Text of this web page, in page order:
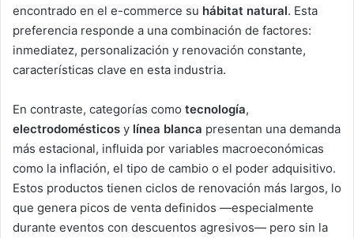
encontrado en el e-commerce su hábitat natural. Esta
preferencia responde a una combinación de factores:
inmediatez, personalización y renovación constante,
características clave en esta industria.
En contraste, categorías como tecnología,
electrodomésticos y línea blanca presentan una demanda
más estacional, influida por variables macroeconómicas
como la inflación, el tipo de cambio o el poder adquisitivo.
Estos productos tienen ciclos de renovación más largos, lo
que genera picos de venta definidos —especialmente
durante eventos con descuentos agresivos— pero sin la